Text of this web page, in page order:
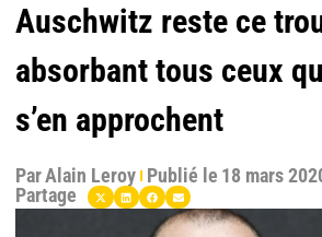
Auschwitz reste ce
absorbant tous ceux
s’en approchent
ParAlain Leroy Publié le 18 mars
Partage